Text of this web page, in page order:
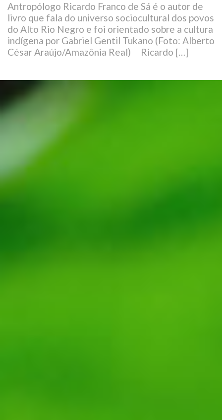
Antropólogo Ricardo Franco de Sá é o autor de
livro que fala do universo sociocultural dos povos
do Alto Rio Negro e foi orientado sobre a cultura
indígena por Gabriel Gentil Tukano (Foto: Alberto
César Araújo/Amazônia Real) Ricardo […]